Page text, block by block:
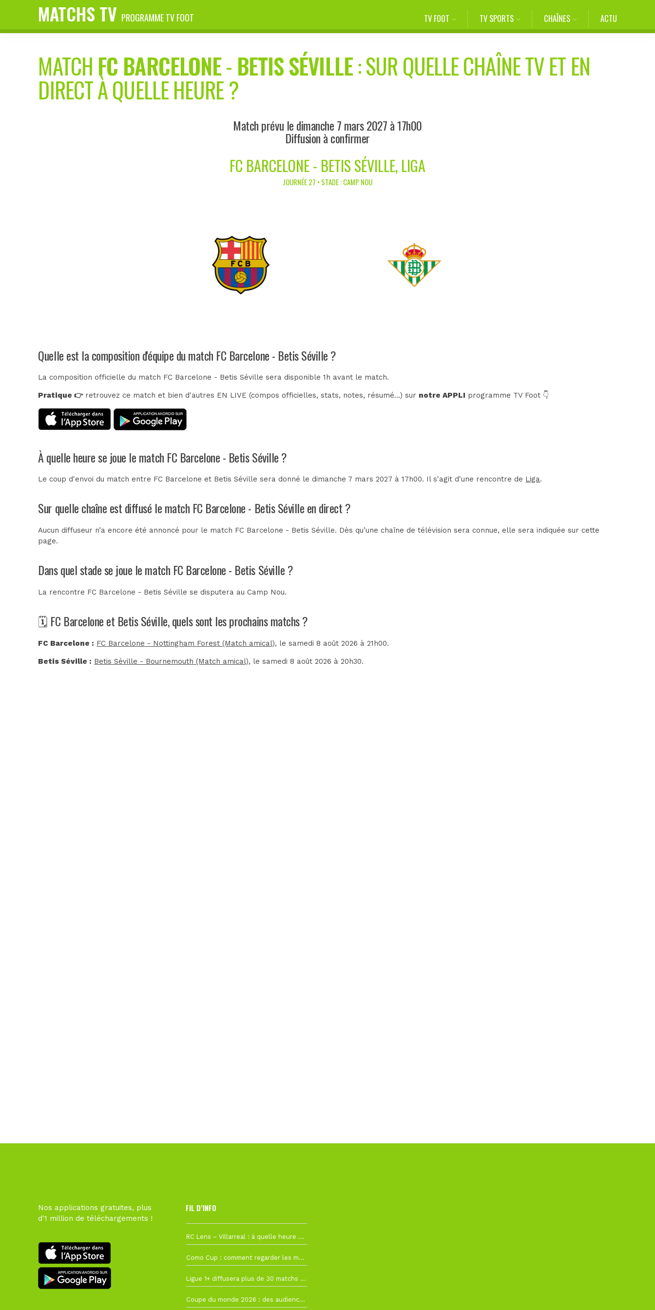
MATCHS TV PROGRAMME TV FOOT TV FOOT TV SPORTS CHAÎNES ACTU
MATCH FC BARCELONE- BETIS SÉVILLE: SUR QUELLE CHAÎNE TV ET EN
DIRECT À QUELLE HEURE ?
Match prévu le dimanche 7 mars 2027 à 17h00
Diffusion à confirmer
FC BARCELONE - BETIS SÉVILLE, LIGA
JOURNÉE 27 • STADE : CAMP NOU
Quelle est la composition d'équipe du match FC Barcelone - Betis Séville ?
La composition officielle du match FC Barcelone - Betis Séville sera disponible 1h avant le match.
Pratique 👉retrouvez ce match et bien d'autres EN LIVE (compos officielles, stats, notes, résumé...) sur notre APPLI programme TV Foot 👇
À quelle heure se joue le match FC Barcelone - Betis Séville ?
Le coup d'envoi du match entre FC Barcelone et Betis Séville sera donné le dimanche 7 mars 2027 à 17h00. Il s'agit d'une rencontre de Liga.
Sur quelle chaîne est diffusé le match FC Barcelone - Betis Séville en direct ?
Aucun diffuseur n’a encore été annoncé pour le match FC Barcelone - Betis Séville. Dès qu’une chaîne de télévision sera connue, elle sera indiquée sur cette
page.
Dans quel stade se joue le match FC Barcelone - Betis Séville ?
La rencontre FC Barcelone - Betis Séville se disputera auCamp Nou.
🗓️ FC Barcelone et Betis Séville, quels sont les prochains matchs ?
FC Barcelone : FC Barcelone - Nottingham Forest (Match amical), le samedi 8 août 2026 à 21h00.
Betis Séville : Betis Séville - Bournemouth (Match amical), le samedi 8 août 2026 à 20h30.
Nos applications gratuites, plus
d'1 million de téléchargements !
FIL D’INFO
RC Lens – Villarreal : à quelle heure et sur quelle chaîne voir la finale de la Como Cup ?
Como Cup : comment regarder les matchs du RC Lens en direct ?
Ligue 1+ diffusera plus de 30 matchs amicaux avant la reprise de la Ligue 1
Coupe du monde 2026 : des audiences record, mais M6 devrait perdre très gros !